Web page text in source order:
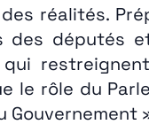
réalités.
des députés
le rôle du